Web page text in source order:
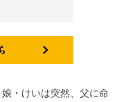
・けいは突然、父に命